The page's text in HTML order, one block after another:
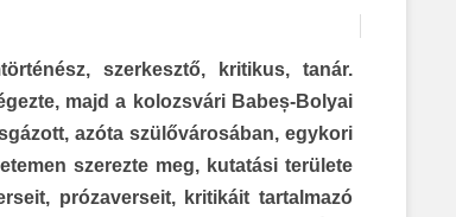
szerkesztő, kritikus, tanár.
majd a kolozsvári Babeș-Bolyai
azóta szülővárosában, egykori
szerezte meg, kutatási területe
prózaverseit, kritikáit tartalmazó